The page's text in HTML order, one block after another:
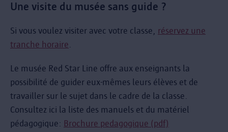
Une visite du musée sans guide ?
Si vous voulez visiter avec votre classe, réservez une
tranche horaire.
Le musée Red Star Line offre aux enseignants la
possibilité de guider eux-mêmes leurs élèves et de
travailler sur le sujet dans le cadre de la classe.
Consultez ici la liste des manuels et du matériel
pédagogique: Brochure pedagogique (pdf)